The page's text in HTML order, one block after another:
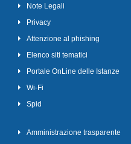
Note Legali
Privacy
Attenzione al phishing
Elenco siti tematici
Portale OnLine delle Istanze
Wi-Fi
Spid
Amministrazione trasparente